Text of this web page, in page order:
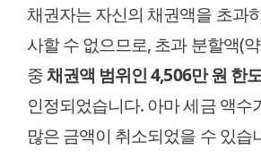
채권자는 자신의 채권액을 초과
사할 수 없으므로, 초과 분할액(
중채권액 범위인 4,506만 원 한
인정되었습니다. 아마 세금 액수
많은 금액이 취소되었을 수 있습